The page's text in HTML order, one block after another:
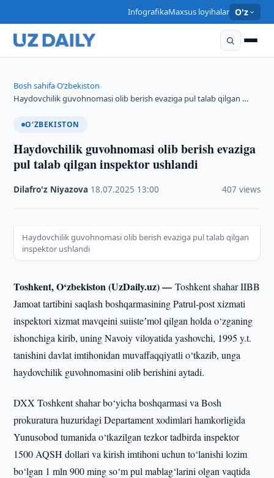
InfografikaMaxsus loyihalar O'z
Bosh sahifa›O‘zbekiston›
Haydovchilik guvohnomasi olib berish evaziga pul talab qilgan …
O‘ZBEKISTON
Haydovchilik guvohnomasi olib berish evaziga
pul talab qilgan inspektor ushlandi
Dilafro'z Niyazova 18.07.2025 13:00 407 views
Haydovchilik guvohnomasi olib berish evaziga pul talab qilgan
inspektor ushlandi
Toshkent, O‘zbekiston (UzDaily.uz) —Toshkent shahar IIBB
Jamoat tartibini saqlash boshqarmasining Patrul-post xizmati
inspektori xizmat mavqeini suiisteʼmol qilgan holda o‘zganing
ishonchiga kirib, uning Navoiy viloyatida yashovchi, 1995 y.t.
tanishini davlat imtihonidan muvaffaqqiyatli o‘tkazib, unga
haydovchilik guvohnomasini olib berishini aytadi.
DXX Toshkent shahar bo‘yicha boshqarmasi va Bosh
prokuratura huzuridagi Departament xodimlari hamkorligida
Yunusobod tumanida o‘tkazilgan tezkor tadbirda inspektor
1500 AQSH dollari va kirish imtihoni uchun to‘lanishi lozim
bo‘lgan 1 mln 900 ming so‘m pul mablag‘larini olgan vaqtida